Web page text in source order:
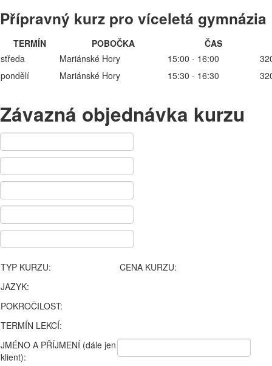
Přípravný kurz pro víceletá gymnázia
TERMÍN POBOČKA
ČAS
středa
Mariánské Hory 15:00 - 16:00
pondělí
Mariánské Hory 15:30 - 16:30
Závazná objednávka kurzu
TYP KURZU:
CENA KURZU:
JAZYK:
POKROČILOST:
TERMÍN LEKCÍ:
JMÉNO A PŘÍJMENÍ (dále jen
klient):